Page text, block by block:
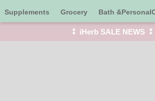
Supplements Grocery Bath
⁑ iHerb SALE NEWS ⁑